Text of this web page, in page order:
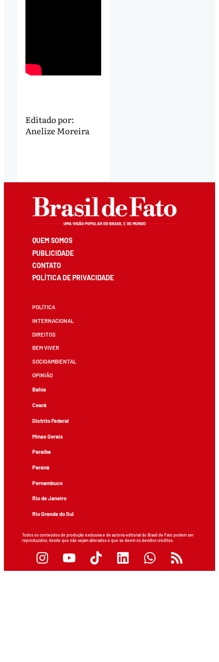
Editado por:
Anelize Moreira
QUEM SOMOS
PUBLICIDADE
CONTATO
POLÍTICA DE PRIVACIDADE
POLÍTICA
INTERNACIONAL
DIREITOS
BEM VIVER
SOCIOAMBIENTAL
OPINIÃO
Bahia
Ceará
Distrito Federal
Minas Gerais
Paraíba
Paraná
Pernambuco
Rio de Janeiro
Rio Grande do Sul
Todos os conteúdos de produção exclusiva e de autoria editorial do Brasil de Fato podem ser
reproduzidos, desde que não sejam alterados e que se deem os devidos créditos.